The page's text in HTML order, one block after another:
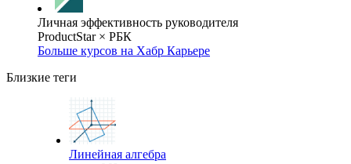
Личная эффективность руководителя
ProductStar × РБК
Больше курсов на Хабр Карьере
Близкие теги
Линейная алгебра